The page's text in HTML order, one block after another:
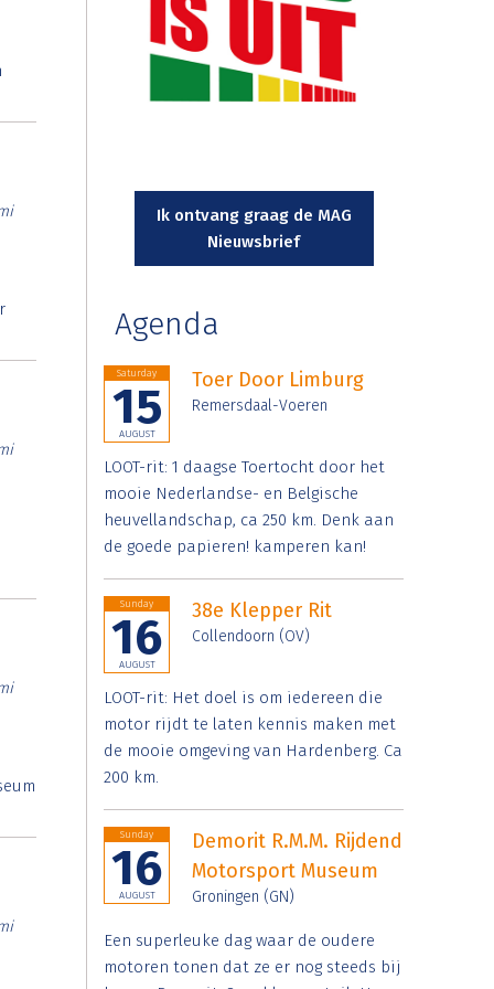
Ik ontvang graag de MAG
Nieuwsbrief
Agenda
Saturday
15
AUGUST
Toer Door Limburg
Remersdaal-Voeren
LOOT-rit: 1 daagse Toertocht door het
mooie Nederlandse- en Belgische
heuvellandschap, ca 250 km. Denk aan
de goede papieren! kamperen kan!
Sunday
16
AUGUST
38e Klepper Rit
Collendoorn (OV)
LOOT-rit: Het doel is om iedereen die
motor rijdt te laten kennis maken met
de mooie omgeving van Hardenberg. Ca
200 km.
Sunday
16
AUGUST
Demorit R.M.M. Rijdend
Motorsport Museum
Groningen (GN)
Een superleuke dag waar de oudere
motoren tonen dat ze er nog steeds bij